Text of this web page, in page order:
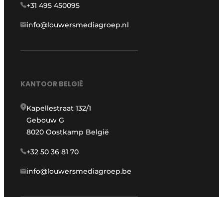
+31 495 450095
info@louwersmediagroep.nl
KANTOOR BELGIË
Kapellestraat 132/1
Gebouw G
8020 Oostkamp België
+32 50 36 81 70
info@louwersmediagroep.be